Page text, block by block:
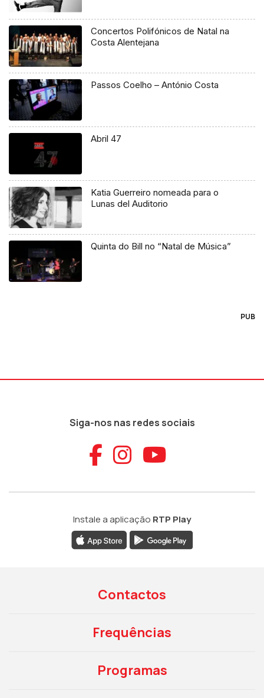
Concertos Polifónicos de Natal na
Costa Alentejana
Passos Coelho – António Costa
Abril 47
Katia Guerreiro nomeada para o
Lunas del Auditorio
Quinta do Bill no “Natal de Música”
PUB
Siga-nos nas redes sociais
Aceder ao
Aceder ao
Aceder
Instale a aplicação RTP Play
Contactos
Frequências
Programas